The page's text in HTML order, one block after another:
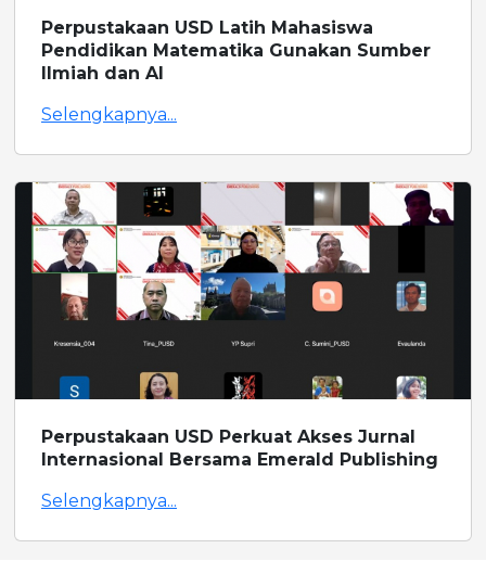
Perpustakaan USD Latih Mahasiswa
Pendidikan Matematika Gunakan Sumber
Ilmiah dan AI
Selengkapnya...
Perpustakaan USD Perkuat Akses Jurnal
Internasional Bersama Emerald Publishing
Selengkapnya...